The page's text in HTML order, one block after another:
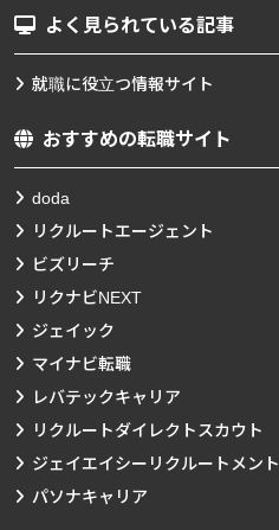
よく見られている記事
就職に役立つ情報サイト
おすすめの転職サイト
doda
リクルートエージェント
ビズリーチ
リクナビNEXT
ジェイック
マイナビ転職
レバテックキャリア
リクルートダイレクトスカウト
ジェイエイシーリクルートメント
パソナキャリア